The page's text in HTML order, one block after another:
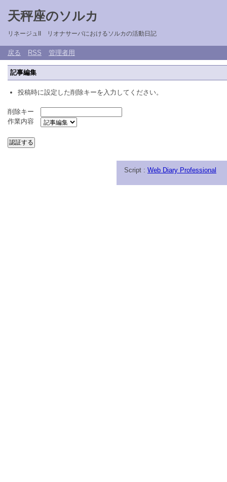
天秤座のソルカ
リネージュII リオナサーバにおけるソルカの活動日記
戻る RSS 管理者用
記事編集
投稿時に設定した削除キーを入力してください。
削除キー
作業内容
Script : Web Diary Professional